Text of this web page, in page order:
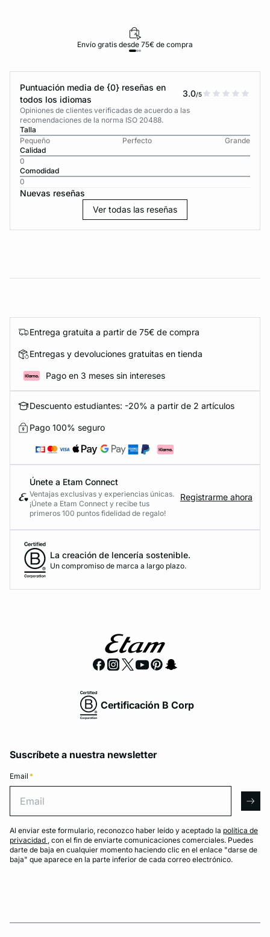
Envío gratis desde 75€ de compra
Puntuación media de {0} reseñas en
todos los idiomas
3.0/5
Opiniones de clientes verificadas de acuerdo a las
recomendaciones de la norma ISO 20488.
Talla
Pequeño
Perfecto
Grande
Calidad
0
Comodidad
0
Nuevas reseñas
Ver todas las reseñas
Entrega gratuita a partir de 75€ de compra
Entregas y devoluciones gratuitas en tienda
Pago en 3 meses sin intereses
Descuento estudiantes: -20% a partir de 2 artículos
Pago 100% seguro
Únete a Etam Connect
Ventajas exclusivas y experiencias únicas.
¡Únete a Etam Connect y recibe tus
primeros 100 puntos fidelidad de regalo!
Registrarme ahora
La creación de lencería sostenible.
Un compromiso de marca a largo plazo.
Certificación B Corp
Suscríbete a nuestra newsletter
Email *
Al enviar este formulario, reconozco haber leído y aceptado la política de
privacidad , con el fin de enviarte comunicaciones comerciales. Puedes
darte de baja en cualquier momento haciendo clic en el enlace "darse de
baja" que aparece en la parte inferior de cada correo electrónico.